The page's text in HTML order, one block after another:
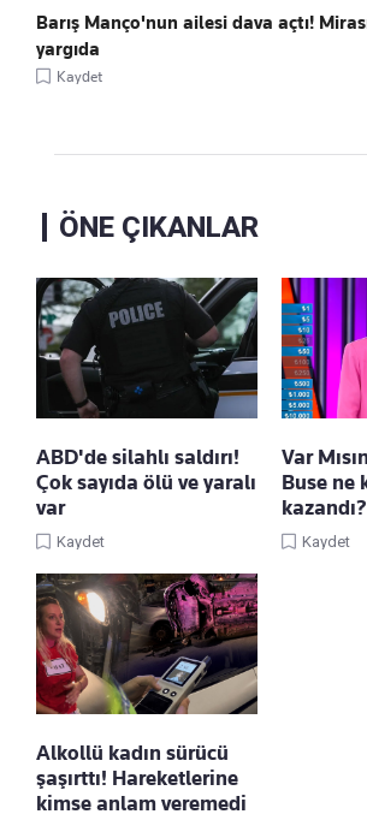
Barış Manço'nun ailesi dava açtı!
yargıda
Kaydet
ÖNE ÇIKANLAR
ABD'de silahlı saldırı!
Çok sayıda ölü ve yaralı
var
Kaydet
Var
Buse ne
kazandı?
Kaydet
Alkollü kadın sürücü
şaşırttı! Hareketlerine
kimse anlam veremedi